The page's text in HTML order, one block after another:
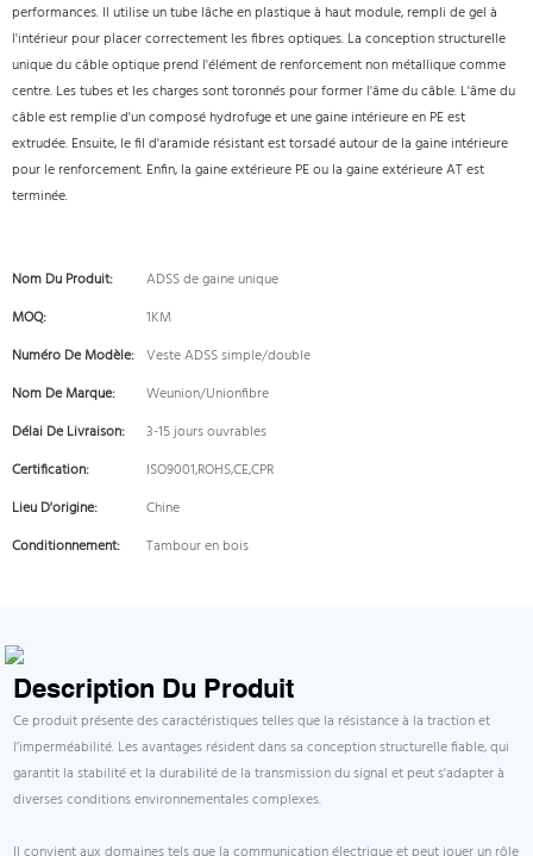
performances. Il utilise un tube lâche en plastique à haut module, rempli de gel à
l'intérieur pour placer correctement les fibres optiques. La conception structurelle
unique du câble optique prend l'élément de renforcement non métallique comme
centre. Les tubes et les charges sont toronnés pour former l'âme du câble. L'âme du
câble est remplie d'un composé hydrofuge et une gaine intérieure en PE est
extrudée. Ensuite, le fil d'aramide résistant est torsadé autour de la gaine intérieure
pour le renforcement. Enfin, la gaine extérieure PE ou la gaine extérieure AT est
terminée.
Nom Du Produit:
ADSS de gaine unique
MOQ:
1KM
Numéro De Modèle: Veste ADSS simple/double
Nom De Marque:
Weunion/Unionfibre
Délai De Livraison:
3-15 jours ouvrables
Certification:
ISO9001,ROHS,CE,CPR
Lieu D'origine:
Chine
Conditionnement:
Tambour en bois
Description Du Produit
Ce produit présente des caractéristiques telles que la résistance à la traction et
l’imperméabilité. Les avantages résident dans sa conception structurelle fiable, qui
garantit la stabilité et la durabilité de la transmission du signal et peut s'adapter à
diverses conditions environnementales complexes.